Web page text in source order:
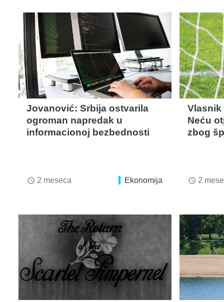
Jovanović: Srbija ostvarila
ogroman napredak u
informacionoj bezbednosti
access_time 2 meseca Ekonomija
Vlasnik
Neću
zbog
access_time 2